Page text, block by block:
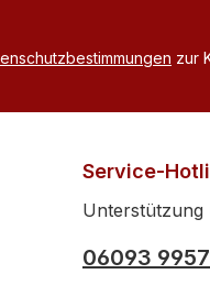
zur
Service-
Unterstützung
06093